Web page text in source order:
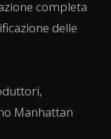
completa
delle
Manhattan